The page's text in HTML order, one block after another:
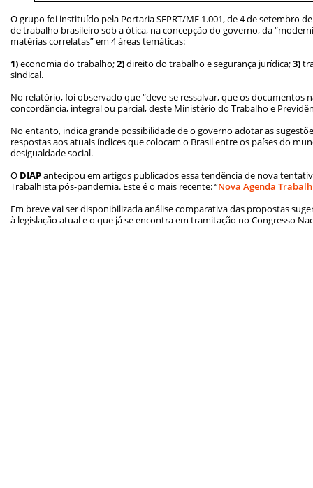
O grupo foi instituído pela Portaria SEPRT/ME 1.001, de 4 de setembro
de trabalho brasileiro sob a ótica, na concepção do governo, da
matérias correlatas” em 4 áreas temáticas:
1)economia do trabalho;2)direito do trabalho e segurança jurídica;3)
sindical.
No relatório, foi observado que “deve-se ressalvar, que os documentos
concordância, integral ou parcial, deste Ministério do Trabalho e
No entanto, indica grande possibilidade de o governo adotar as
respostas aos atuais índices que colocam o Brasil entre os países do
desigualdade social.
O DIAPantecipou em artigos publicados essa tendência de nova
Trabalhista pós-pandemia. Este é o mais recente: “Nova Agenda
Em breve vai ser disponibilizada análise comparativa das propostas
à legislação atual e o que já se encontra em tramitação no Congresso